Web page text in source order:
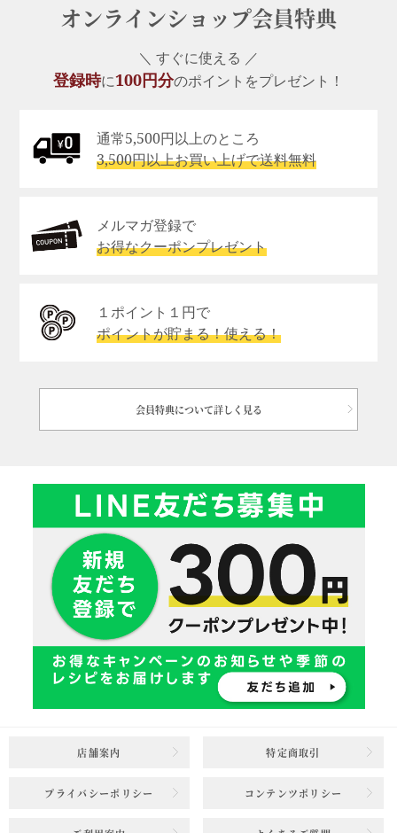
オンラインショップ会員特典
＼ すぐに使える ／
登録時に100円分のポイントをプレゼント！
通常5,500円以上のところ
3,500円以上お買い上げで送料無料
メルマガ登録で
お得なクーポンプレゼント
１ポイント１円で
ポイントが貯まる！使える！
会員特典について詳しく見る
店舗案内 特定商取引
プライバシーポリシー コンテンツポリシー